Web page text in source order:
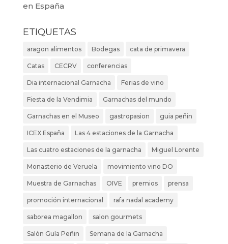
en España
ETIQUETAS
aragon alimentos Bodegas cata de primavera
Catas CECRV conferencias
Dia internacional Garnacha Ferias de vino
Fiesta de la Vendimia Garnachas del mundo
Garnachas en el Museo gastropasion guia peñin
ICEX España Las 4 estaciones de la Garnacha
Las cuatro estaciones de la garnacha Miguel Lorente
Monasterio de Veruela movimiento vino DO
Muestra de Garnachas OIVE premios prensa
promoción internacional rafa nadal academy
saborea magallon salon gourmets
Salón Guía Peñin Semana de la Garnacha